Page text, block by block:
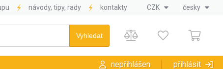
návody, tipy, rady kontakty CZK česky
nepřihlášen přihlásit